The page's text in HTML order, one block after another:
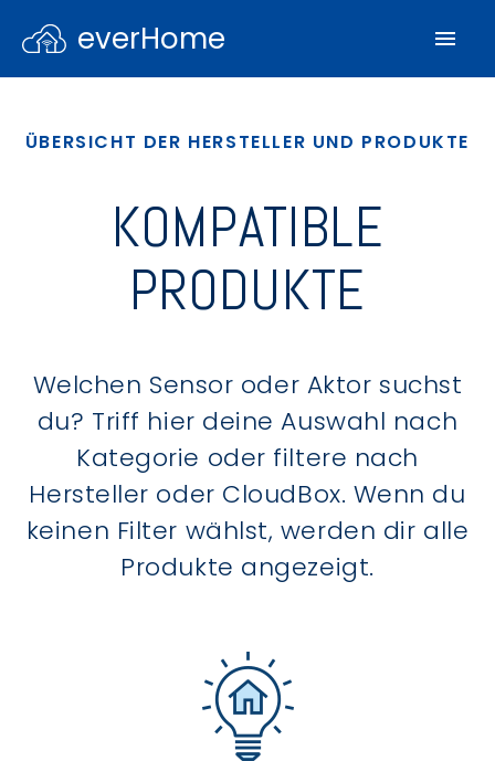
everHome
ÜBERSICHT DER HERSTELLER UND PRODUKTE
KOMPATIBLE
PRODUKTE
Welchen Sensor oder Aktor suchst
du? Triff hier deine Auswahl nach
Kategorie oder filtere nach
Hersteller oder CloudBox. Wenn du
keinen Filter wählst, werden dir alle
Produkte angezeigt.